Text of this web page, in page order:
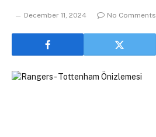
December 11, 2024 No Comments